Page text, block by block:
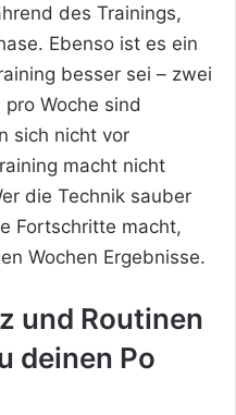
des Trainings,
Ebenso ist es ein
besser sei – zwei
Woche sind
sich nicht vor
macht nicht
die Technik sauber
Fortschritte macht,
Wochen Ergebnisse.
und Routinen
deinen Po